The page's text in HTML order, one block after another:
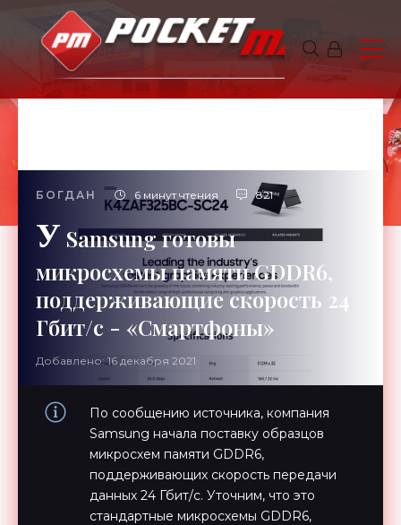
БОГДАН 6 минут чтения 821
У Samsung готовы
микросхемы памяти GDDR6,
поддерживающие скорость 24
Гбит/с - «Смартфоны»
Добавлено: 16 декабря 2021
По сообщению источника, компания
Samsung начала поставку образцов
микросхем памяти GDDR6,
поддерживающих скорость передачи
данных 24 Гбит/с. Уточним, что это
стандартные микросхемы GDDR6,